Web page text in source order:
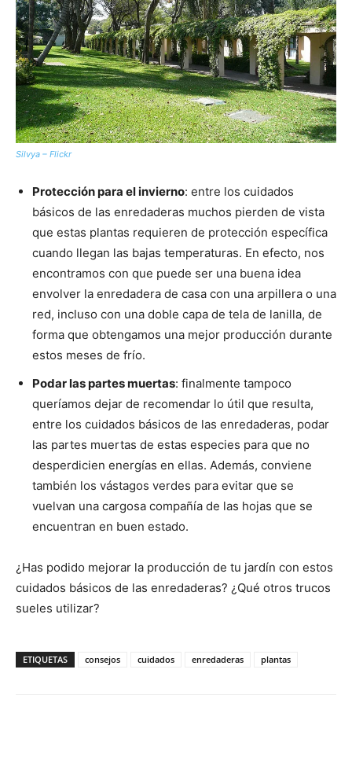
Silvya – Flickr
Protección para el invierno: entre los cuidados
básicos de las enredaderas muchos pierden de vista
que estas plantas requieren de protección específica
cuando llegan las bajas temperaturas. En efecto, nos
encontramos con que puede ser una buena idea
envolver la enredadera de casa con una arpillera o una
red, incluso con una doble capa de tela de lanilla, de
forma que obtengamos una mejor producción durante
estos meses de frío.
Podar las partes muertas: finalmente tampoco
queríamos dejar de recomendar lo útil que resulta,
entre los cuidados básicos de las enredaderas, podar
las partes muertas de estas especies para que no
desperdicien energías en ellas. Además, conviene
también los vástagos verdes para evitar que se
vuelvan una cargosa compañía de las hojas que se
encuentran en buen estado.
¿Has podido mejorar la producción de tu jardín con estos
cuidados básicos de las enredaderas? ¿Qué otros trucos
sueles utilizar?
ETIQUETAS consejos cuidados enredaderas plantas